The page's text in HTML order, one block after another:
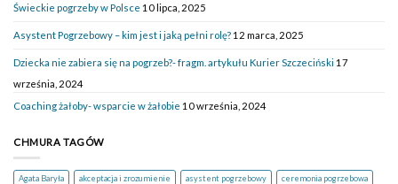
Świeckie pogrzeby w Polsce 10 lipca, 2025
Asystent Pogrzebowy – kim jest i jaką pełni rolę?12 marca, 2025
Dziecka nie zabiera się na pogrzeb?- fragm. artykułu Kurier Szczeciński 17
września, 2024
Coaching żałoby- wsparcie w żałobie 10 września, 2024
CHMURA TAGÓW
Agata Baryła akceptacja i zrozumienie asystent pogrzebowy ceremonia pogrzebowa